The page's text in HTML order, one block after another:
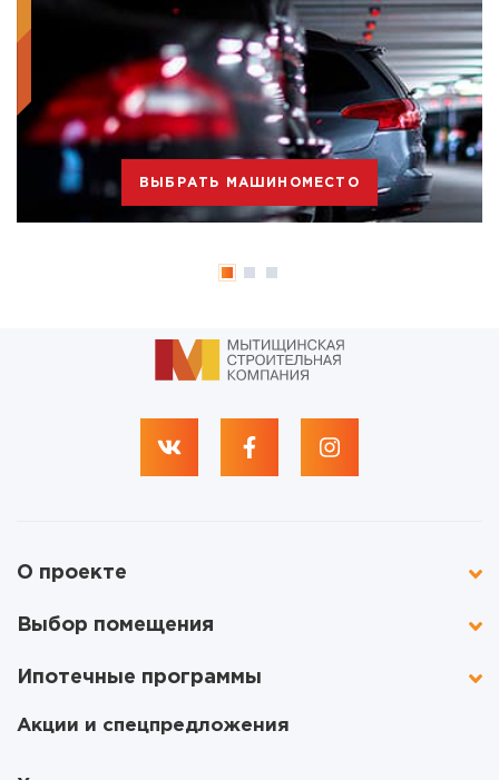
ВЫБРАТЬ МАШИНОМЕСТО
О проекте
Выбор помещения
Ипотечные программы
Акции и спецпредложения